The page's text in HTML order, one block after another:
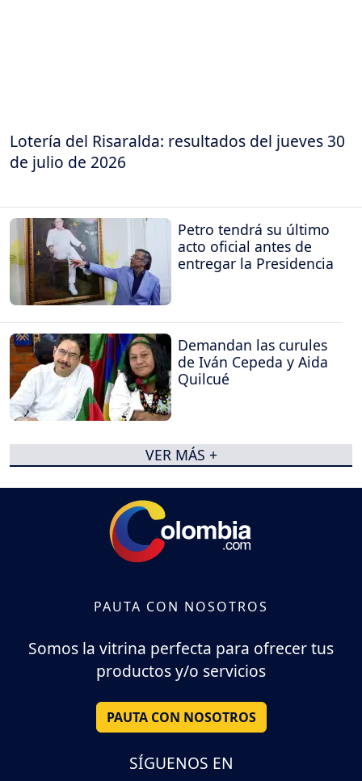
Lotería del Risaralda: resultados del jueves 30
de julio de 2026
Petro tendrá su último
acto oficial antes de
entregar la Presidencia
Demandan las curules
de Iván Cepeda y Aida
Quilcué
VER MÁS +
PAUTA CON NOSOTROS
Somos la vitrina perfecta para ofrecer tus
productos y/o servicios
PAUTA CON NOSOTROS
SÍGUENOS EN